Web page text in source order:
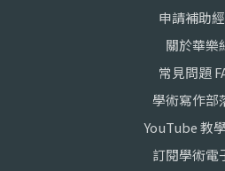
申請補助
關於華樂
常見問題
學術寫作部
YouTube 教
訂閱學術電